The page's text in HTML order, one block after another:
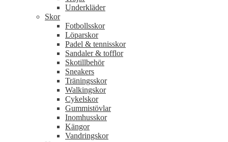
Underkläder
Skor
Fotbollsskor
Löparskor
Padel & tennisskor
Sandaler & tofflor
Skotillbehör
Sneakers
Träningsskor
Walkingskor
Cykelskor
Gummistövlar
Inomhusskor
Kängor
Vandringskor